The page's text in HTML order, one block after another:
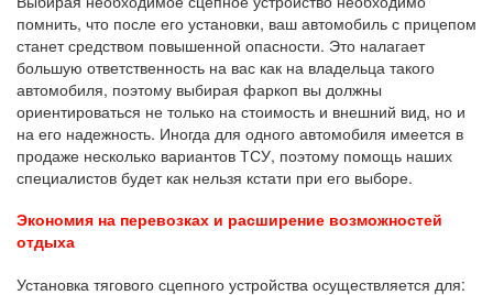
помнить, что после его установки, ваш автомобиль с прицепом
станет средством повышенной опасности. Это налагает
большую ответственность на вас как на владельца такого
автомобиля, поэтому выбирая фаркоп вы должны
ориентироваться не только на стоимость и внешний вид, но и
на его надежность. Иногда для одного автомобиля имеется в
продаже несколько вариантов ТСУ, поэтому помощь наших
специалистов будет как нельзя кстати при его выборе.
Экономия на перевозках и расширение возможностей
отдыха
Установка тягового сцепного устройства осуществляется для: